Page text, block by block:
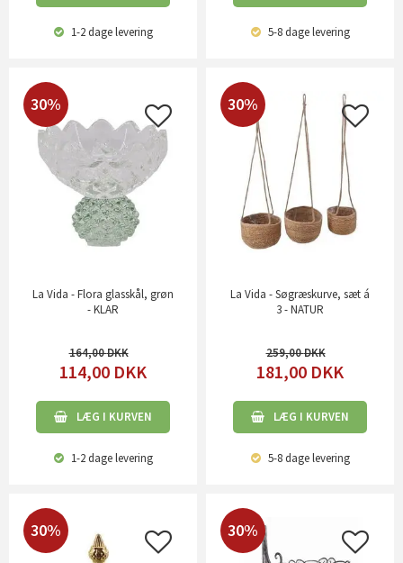
1-2 dagelevering 5-8 dagelevering
30%
La Vida - Flora glasskål, grøn
- KLAR
164,00
114,00 DKK
LÆG I KURVEN
1-2 dagelevering
30%
La Vida - Søgræskurve, sæt á
3 - NATUR
259,00
181,00 DKK
LÆG I KURVEN
5-8 dagelevering
30% 30%